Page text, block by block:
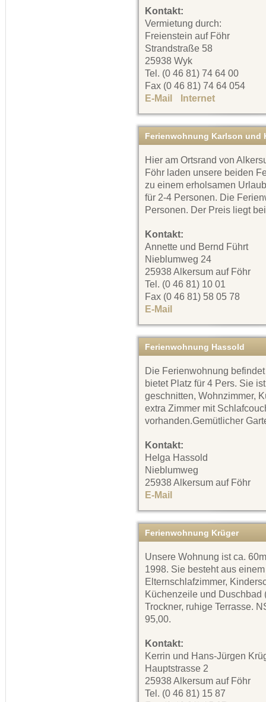
Kontakt:
Vermietung durch:
Freienstein auf Föhr
Strandstraße 58
25938 Wyk
Tel. (0 46 81) 74 64 00
Fax (0 46 81) 74 64 054
E-Mail
Internet
Ferienwohnung Karlson und
Hier am Ortsrand von
Föhr laden unsere beiden
zu einem erholsamen
für 2-4 Personen. Die
Personen. Der Preis liegt
Kontakt:
Annette und Bernd Führt
Nieblumweg 24
25938 Alkersum auf Föhr
Tel. (0 46 81) 10 01
Fax (0 46 81) 58 05 78
E-Mail
Ferienwohnung Hassold
Die Ferienwohnung
bietet Platz für 4 Pers. Sie
geschnitten, Wohnzimmer,
extra Zimmer mit
vorhanden.Gemütlicher
Kontakt:
Helga Hassold
Nieblumweg
25938 Alkersum auf Föhr
E-Mail
Ferienwohnung Krüger
Unsere Wohnung ist ca.
1998. Sie besteht aus einem
Elternschlafzimmer,
Küchenzeile und Duschbad
Trockner, ruhige Terrasse.
95,00.
Kontakt:
Kerrin und Hans-Jürgen
Hauptstrasse 2
25938 Alkersum auf Föhr
Tel. (0 46 81) 15 87